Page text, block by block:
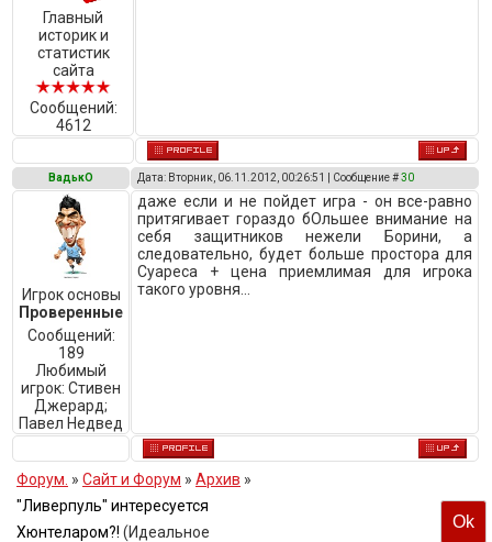
Главный
историк и
статистик
сайта
Сообщений:
4612
ВадькО Дата: Вторник, 06.11.2012, 00:26:51 | Сообщение #30
Игрок основы
Проверенные
Сообщений:
189
Любимый
игрок:Стивен
Джерард;
Павел Недвед
даже если и не пойдет игра - он все-равно
притягивает гораздо бОльшее внимание на
себя защитников нежели Борини, а
следовательно, будет больше простора для
Суареса + цена приемлимая для игрока
такого уровня...
Форум. » Сайт и Форум » Архив »
"Ливерпуль" интересуется
Хюнтеларом?! (Идеальное